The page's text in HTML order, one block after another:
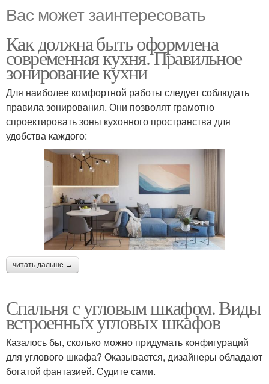
Вас может заинтересовать
Как должна быть оформлена
современная кухня. Правильное
зонирование кухни
Для наиболее комфортной работы следует соблюдать
правила зонирования. Они позволят грамотно
спроектировать зоны кухонного пространства для
удобства каждого:
читать дальше →
Спальня с угловым шкафом. Виды
встроенных угловых шкафов
Казалось бы, сколько можно придумать конфигураций
для углового шкафа? Оказывается, дизайнеры обладают
богатой фантазией. Судите сами.